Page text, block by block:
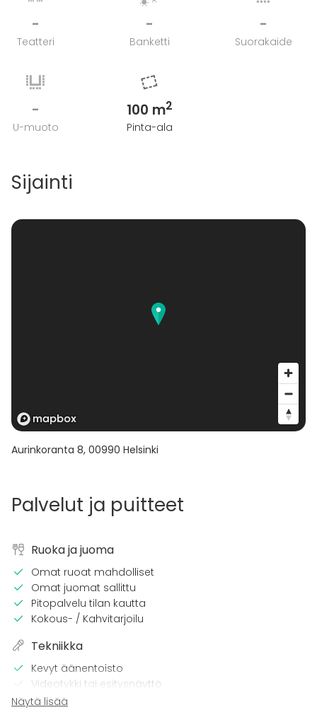
platteri jossa lihapaloja voi dippailla erilaisiin
Lihaplatteri 45,50€ per hlö
Lisätietoa peruutuksesta
-
Teatteri
-
Banketti
-
Suorakaide
-
U-muoto
100 m2
Pinta-ala
Sijainti
Aurinkoranta 8, 00990 Helsinki
Palvelut ja puitteet
Ruoka ja juoma
Omat ruoat mahdolliset
Omat juomat sallittu
Pitopalvelu tilan kautta
Kokous- / Kahvitarjoilu
Tekniikka
Kevyt äänentoisto
Videotykki tai esitysnäyttö
Wi-Fi
Näytä lisää